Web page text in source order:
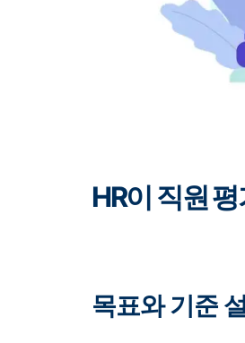
HR이 직원
목표와 기준